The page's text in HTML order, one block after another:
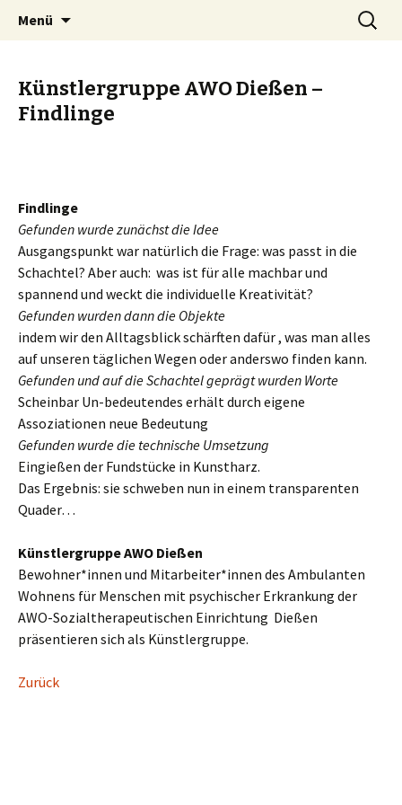
Kunstautomat Landsberg
Menü
Suche
nach:
Künstlergruppe AWO Dießen –
Findlinge
Findlinge
Gefunden wurde zunächst die Idee
Ausgangspunkt war natürlich die Frage: was passt in die
Schachtel? Aber auch: was ist für alle machbar und
spannend und weckt die individuelle Kreativität?
Gefunden wurden dann die Objekte
indem wir den Alltagsblick schärften dafür , was man alles
auf unseren täglichen Wegen oder anderswo finden kann.
Gefunden und auf die Schachtel geprägt wurden Worte
Scheinbar Un-bedeutendes erhält durch eigene
Assoziationen neue Bedeutung
Gefunden wurde die technische Umsetzung
Eingießen der Fundstücke in Kunstharz.
Das Ergebnis: sie schweben nun in einem transparenten
Quader…
Künstlergruppe AWO Dießen
Bewohner*innen und Mitarbeiter*innen des Ambulanten
Wohnens für Menschen mit psychischer Erkrankung der
AWO-Sozialtherapeutischen Einrichtung Dießen
präsentieren sich als Künstlergruppe.
Zurück